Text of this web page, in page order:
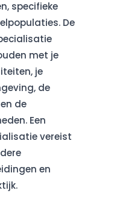
specifieke
De
met je
je
de
de
Een
vereist
en